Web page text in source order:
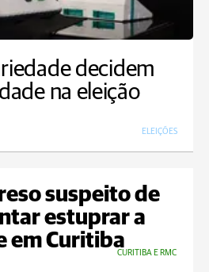
decidem
na eleição
ELEIÇÕES
suspeito de
estuprar a
em Curitiba
CURITIBA E RMC